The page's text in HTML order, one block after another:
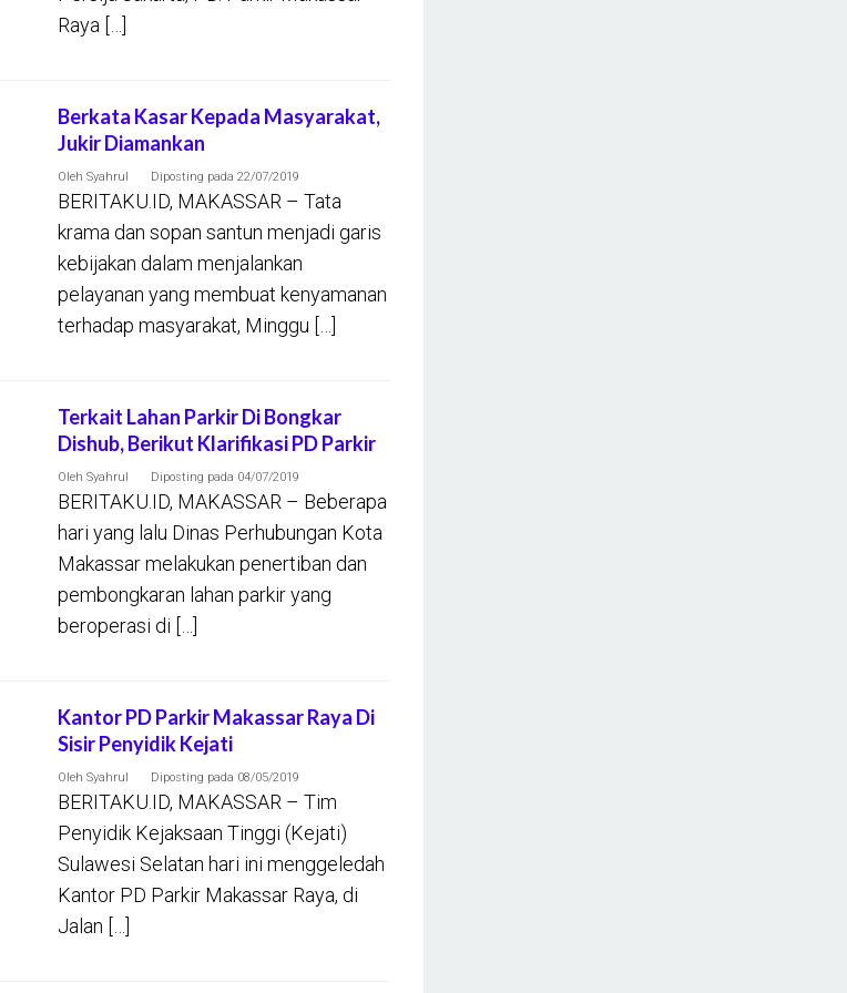
Raya […]
Berkata Kasar Kepada Masyarakat,
Jukir Diamankan
Oleh Syahrul Diposting pada 22/07/2019
BERITAKU.ID, MAKASSAR – Tata
krama dan sopan santun menjadi garis
kebijakan dalam menjalankan
pelayanan yang membuat kenyamanan
terhadap masyarakat, Minggu […]
Terkait Lahan Parkir Di Bongkar
Dishub, Berikut Klarifikasi PD Parkir
Oleh Syahrul Diposting pada 04/07/2019
BERITAKU.ID, MAKASSAR – Beberapa
hari yang lalu Dinas Perhubungan Kota
Makassar melakukan penertiban dan
pembongkaran lahan parkir yang
beroperasi di […]
Kantor PD Parkir Makassar Raya Di
Sisir Penyidik Kejati
Oleh Syahrul Diposting pada 08/05/2019
BERITAKU.ID, MAKASSAR – Tim
Penyidik Kejaksaan Tinggi (Kejati)
Sulawesi Selatan hari ini menggeledah
Kantor PD Parkir Makassar Raya, di
Jalan […]